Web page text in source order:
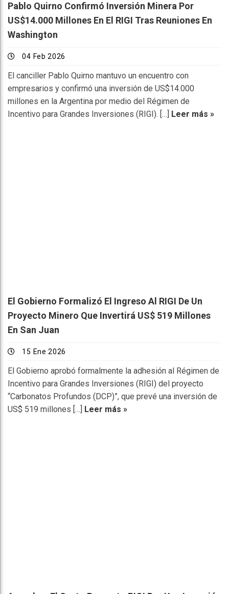
Pablo Quirno Confirmó Inversión Minera Por
US$14.000 Millones En El RIGI Tras Reuniones En
Washington
04 Feb 2026
El canciller Pablo Quirno mantuvo un encuentro con
empresarios y confirmó una inversión de US$14.000
millones en la Argentina por medio del Régimen de
Incentivo para Grandes Inversiones (RIGI). […]
Leer más »
El Gobierno Formalizó El Ingreso Al RIGI De Un
Proyecto Minero Que Invertirá US$ 519 Millones
En San Juan
15 Ene 2026
El Gobierno aprobó formalmente la adhesión al Régimen de
Incentivo para Grandes Inversiones (RIGI) del proyecto
“Carbonatos Profundos (DCP)”, que prevé una inversión de
US$ 519 millones […] Leer más »